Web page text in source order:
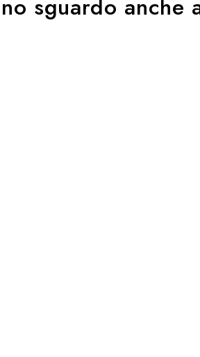
sguardo anche